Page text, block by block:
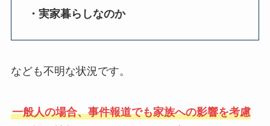
・実家暮らしなのか
なども不明な状況です。
一般人の場合、事件報道でも家族への影響を考慮